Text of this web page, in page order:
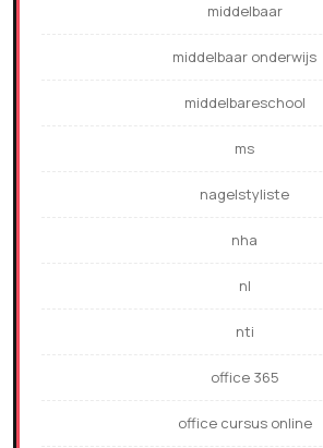
middelbaar
middelbaar onderwijs
middelbareschool
ms
nagelstyliste
nha
nl
nti
office 365
office cursus online